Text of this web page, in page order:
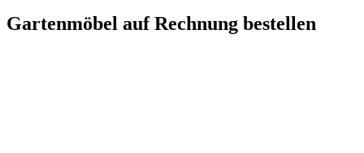
Gartenmöbel auf Rechnung bestellen